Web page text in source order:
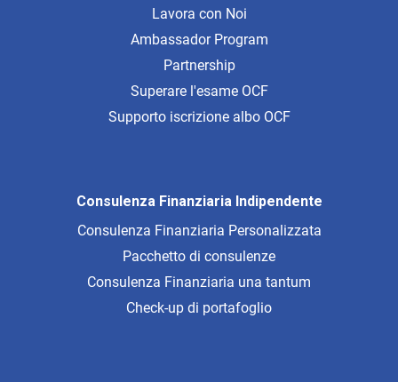
Consulenza Finanziaria Indipendente
Consulenza Finanziaria Personalizzata
Pacchetto di consulenze
Consulenza Finanziaria una tantum
Check-up di portafoglio
Lavora con Noi
Ambassador Program
Partnership
Superare l'esame OCF
Supporto iscrizione albo OCF